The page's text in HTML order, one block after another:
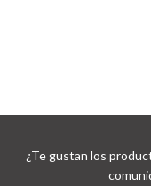
¿Te gustan los